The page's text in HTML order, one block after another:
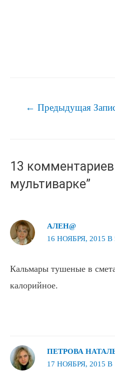
Навигация
← Предыдущая
13
мультиварке”
АЛЕН@
16 НОЯБРЯ, 2015 В
Кальмары тушеные в
калорийное.
ПЕТРОВА
17 НОЯБРЯ, 2015 В